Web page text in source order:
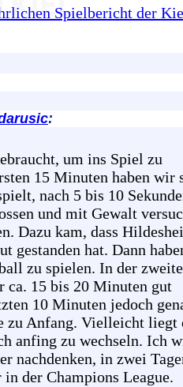
Spielbericht der
:
um ins Spiel zu
15 Minuten haben wir
nach 5 bis 10
und mit Gewalt
Dazu kam, dass
gestanden hat. Dann
zu spielen. In der
ca. 15 bis 20 Minuten gut
10 Minuten jedoch
zu Anfang. Vielleicht liegt
anfing zu wechseln. Ich
nachdenken, in zwei
der Champions League.